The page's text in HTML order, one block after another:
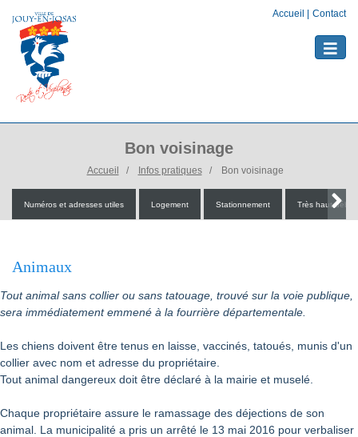
Accueil Contact
Toggle
Bon voisinage
Accueil Infos pratiques Bon voisinage
Numéros et adresses utiles Logement Stationnement Très haut débit
Animaux
Tout animal sans collier ou sans tatouage, trouvé sur la voie publique,
sera immédiatement emmené à la fourrière départementale.
Les chiens doivent être tenus en laisse, vaccinés, tatoués, munis d'un
collier avec nom et adresse du propriétaire.
Tout animal dangereux doit être déclaré à la mairie et muselé.
Chaque propriétaire assure le ramassage des déjections de son
animal. La municipalité a pris un arrêté le 13 mai 2016 pour verbaliser